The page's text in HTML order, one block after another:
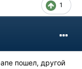
1
пошел, другой